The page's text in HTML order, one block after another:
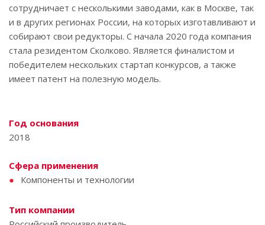
сотрудничает с несколькими заводами, как в Москве, так
и в других регионах России, на которых изготавливают и
собирают свои редукторы. С начала 2020 года компания
стала резидентом Сколково. Является финалистом и
победителем нескольких стартап конкурсов, а также
имеет патент на полезную модель.
Год основания
2018
Сфера применения
Компоненты и технологии
Тип компании